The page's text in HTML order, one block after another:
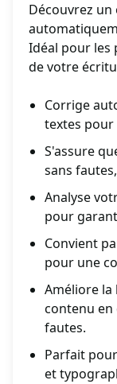
Découvrez
Idéal pour les
de votre
Corrige
textes
S'assure
sans
Analyse
pour
Convient
pour une
Améliore
contenu
fautes.
Parfait
et